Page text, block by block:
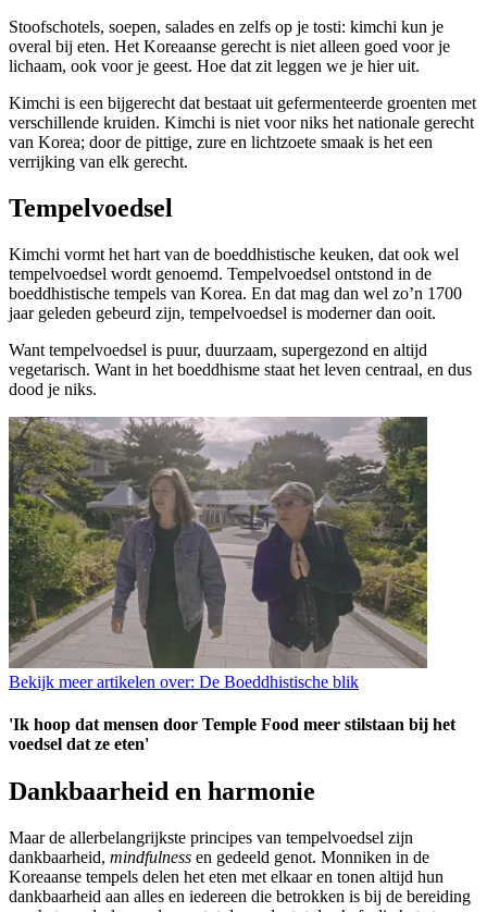
Stoofschotels, soepen, salades en zelfs op je tosti: kimchi kun je
overal bij eten. Het Koreaanse gerecht is niet alleen goed voor je
lichaam, ook voor je geest. Hoe dat zit leggen we je hier uit.
Kimchi is een bijgerecht dat bestaat uit gefermenteerde groenten met
verschillende kruiden. Kimchi is niet voor niks het nationale gerecht
van Korea; door de pittige, zure en lichtzoete smaak is het een
verrijking van elk gerecht.
Tempelvoedsel
Kimchi vormt het hart van de boeddhistische keuken, dat ook wel
tempelvoedsel wordt genoemd. Tempelvoedsel ontstond in de
boeddhistische tempels van Korea. En dat mag dan wel zo’n 1700
jaar geleden gebeurd zijn, tempelvoedsel is moderner dan ooit.
Want tempelvoedsel is puur, duurzaam, supergezond en altijd
vegetarisch. Want in het boeddhisme staat het leven centraal, en dus
dood je niks.
Bekijk meer artikelen over: De Boeddhistische blik
'Ik hoop dat mensen door Temple Food meer stilstaan bij het
voedsel dat ze eten'
Dankbaarheid en harmonie
Maar de allerbelangrijkste principes van tempelvoedsel zijn
dankbaarheid, mindfulness en gedeeld genot. Monniken in de
Koreaanse tempels delen het eten met elkaar en tonen altijd hun
dankbaarheid aan alles en iedereen die betrokken is bij de bereiding